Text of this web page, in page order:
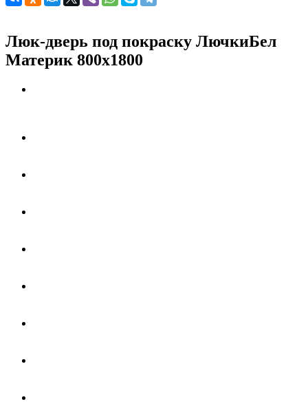
Люк-дверь под покраску ЛючкиБел
Материк 800х1800